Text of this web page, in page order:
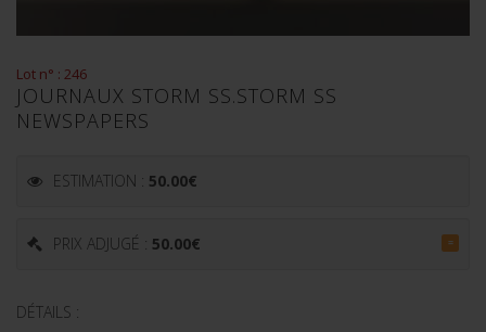
Lot n° : 246
JOURNAUX STORM SS.STORM SS
NEWSPAPERS
ESTIMATION : 50.00€
PRIX ADJUGÉ : 50.00€ =
DÉTAILS :